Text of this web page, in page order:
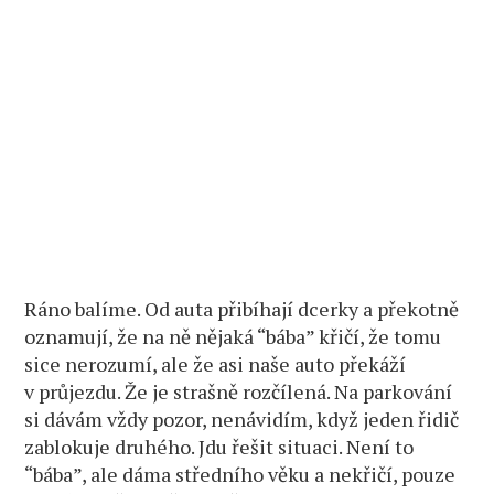
Ráno balíme. Od auta přibíhají dcerky a překotně
oznamují, že na ně nějaká “bába” křičí, že tomu
sice nerozumí, ale že asi naše auto překáží
v průjezdu. Že je strašně rozčílená. Na parkování
si dávám vždy pozor, nenávidím, když jeden řidič
zablokuje druhého. Jdu řešit situaci. Není to
“bába”, ale dáma středního věku a nekřičí, pouze